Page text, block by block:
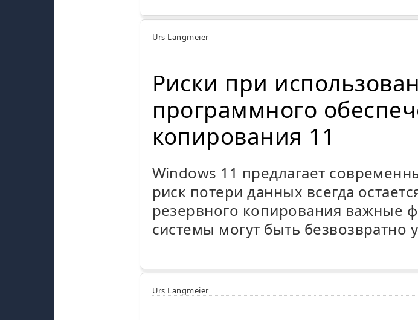
Urs Langmeier
Риски при
программного
копирования 11
Windows 11 предлагает
риск потери данных всегда
резервного копирования важные
системы могут быть безвозвратно
Urs Langmeier